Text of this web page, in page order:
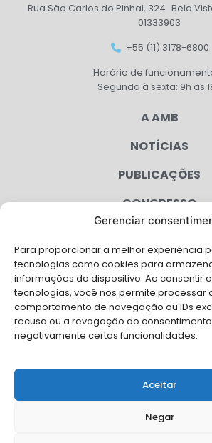
Gerenciar
Para proporcionar a melhor experiência
tecnologias como cookies para
informações do dispositivo. Ao consentir
tecnologias, você nos permite processar
comportamento de navegação ou IDs
recusa ou a revogação do
negativamente certas funcionalidades.
Aceitar
Negar
Rua São Carlos do Pinhal, 324 Bela
01333903
+55 (11) 3178-6800
Horário de
Segunda à sexta: 9h às
A AMB
NOTÍCIAS
PUBLICAÇÕES
CONGRESSO
CAMPANHAS
SERVIÇOS
FILIADAS
FALE CONOSCO
Solicite Apoio Institucional da AMB